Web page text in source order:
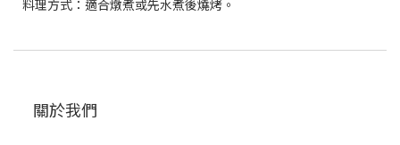
料理方式： 適合燉煮或先水煮後燒烤。
關於我們